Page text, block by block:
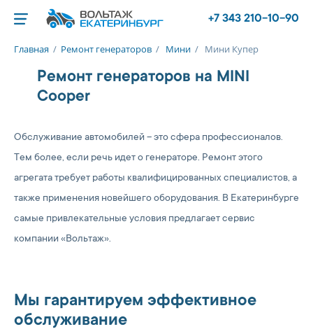
+7 343 210-10-90
Главная / Ремонт генераторов / Мини / Мини Купер
Ремонт генераторов на MINI
Cooper
Обслуживание автомобилей – это сфера профессионалов.
Тем более, если речь идет о генераторе. Ремонт этого
агрегата требует работы квалифицированных специалистов, а
также применения новейшего оборудования. В Екатеринбурге
самые привлекательные условия предлагает сервис
компании «Вольтаж».
Мы гарантируем эффективное
обслуживание